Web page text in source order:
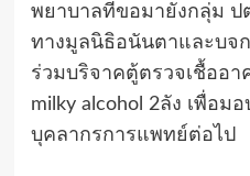
พยาบาลที่ขอมายังกลุ่ม ป
ทางมูลนิธิอนันตาและบจ
ร่วมบริจาคตู้ตรวจเชื้ออ
milky alcohol 2ลัง เพื่อม
บุคลากรการแพทย์ต่อไป